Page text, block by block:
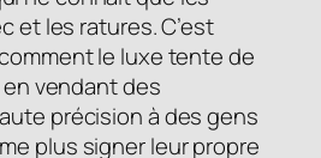
et les ratures. C’est
le luxe tente de
vendant des
précision à des gens
plus signer leur propre